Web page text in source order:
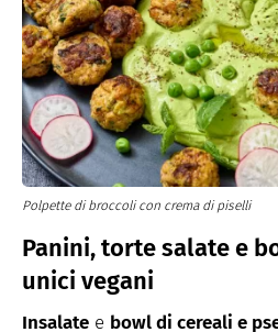
Polpette di broccoli con crema di piselli
Panini, torte salate e
unici vegani
Insalate e bowl di cereali e